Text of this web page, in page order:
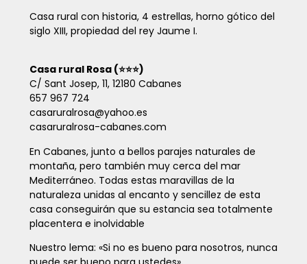
Casa rural con historia, 4 estrellas, horno gótico del
siglo XIII, propiedad del rey Jaume I.
Casa rural Rosa (⭐⭐⭐)
C/ Sant Josep, 11, 12180 Cabanes
657 967 724
casaruralrosa@yahoo.es
casaruralrosa-cabanes.com
En Cabanes, junto a bellos parajes naturales de
montaña, pero también muy cerca del mar
Mediterráneo. Todas estas maravillas de la
naturaleza unidas al encanto y sencillez de esta
casa conseguirán que su estancia sea totalmente
placentera e inolvidable
Nuestro lema: «Si no es bueno para nosotros, nunca